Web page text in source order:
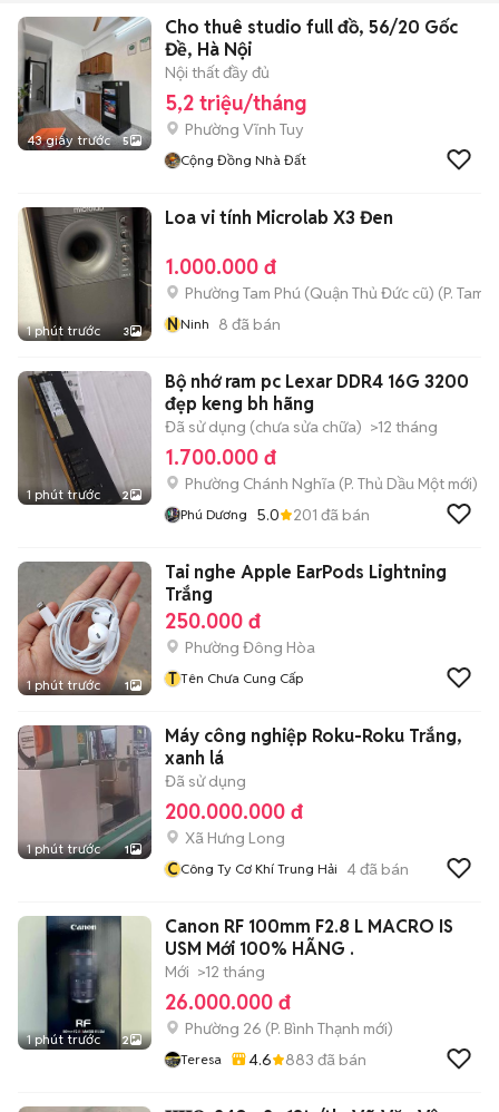
43 giây trước 5
Cho thuê studio full đồ, 56/20 Gốc
Đề, Hà Nội
Nội thất đầy đủ
5,2 triệu/tháng
Phường Vĩnh Tuy
Cộng Đồng Nhà Đất
1 phút trước 3
Loa vi tính Microlab X3 Đen
1.000.000 đ
Phường Tam Phú (Quận Thủ Đức cũ) (P. Tam
NNinh 8 đã bán
1 phút trước 2
Bộ nhớ ram pc Lexar DDR4 16G 3200
đẹp keng bh hãng
Đã sử dụng (chưa sửa chữa) >12 tháng
1.700.000 đ
Phường Chánh Nghĩa (P. Thủ Dầu Một mới)
Phú Dương 5.0 201 đã bán
1 phút trước 1
Tai nghe Apple EarPods Lightning
Trắng
250.000 đ
Phường Đông Hòa
T Tên Chưa Cung Cấp
1 phút trước 1
Máy công nghiệp Roku-Roku Trắng,
xanh lá
Đã sử dụng
200.000.000 đ
Xã Hưng Long
CCông Ty Cơ Khí Trung Hải 4đã bán
1 phút trước 2
Canon RF 100mm F2.8 L MACRO IS
USM Mới 100% HÃNG .
Mới >12 tháng
26.000.000 đ
Phường 26 (P. Bình Thạnh mới)
Teresa 4.6 883 đã bán